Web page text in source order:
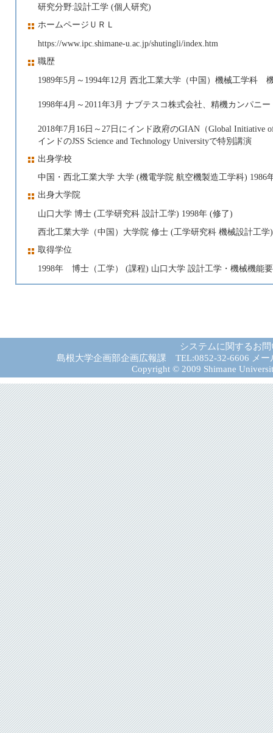
研究分野:設計工学 (個人研究)
ホームページＵＲＬ
https://www.ipc.shimane-u.ac.jp/shutingli/index.htm
職歴
1989年5月～1994年12月 西北工業大学（中国）機械工学科
1998年4月～2011年3月 ナブテスコ株式会社、精機カンパニ
2018年7月16日～27日にインド政府のGIAN（Global Initiative
インドのJSS Science and Technology Universityで特別講演
出身学校
中国・西北工業大学 大学 (機電学院 航空機製造工学科) 1986
出身大学院
山口大学 博士 (工学研究科 設計工学) 1998年 (修了)
西北工業大学（中国）大学院 修士 (工学研究科 機械設計工学
取得学位
1998年 博士（工学） (課程) 山口大学 設計工学・機械機能
システムに関するお
島根大学企画部企画広報課 TEL:0852-32-6606 メー
Copyright © 2009 Shimane